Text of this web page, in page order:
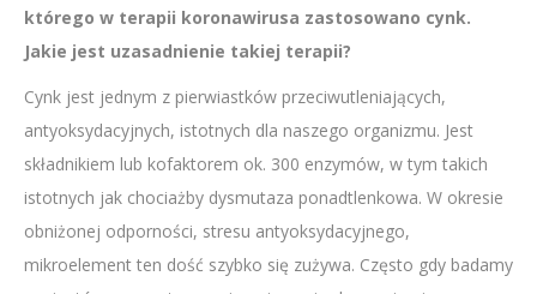
którego w terapii koronawirusa zastosowano cynk.
Jakie jest uzasadnienie takiej terapii?
Cynk jest jednym z pierwiastków przeciwutleniających,
antyoksydacyjnych, istotnych dla naszego organizmu. Jest
składnikiem lub kofaktorem ok. 300 enzymów, w tym takich
istotnych jak chociażby dysmutaza ponadtlenkowa. W okresie
obniżonej odporności, stresu antyoksydacyjnego,
mikroelement ten dość szybko się zużywa. Często gdy badamy